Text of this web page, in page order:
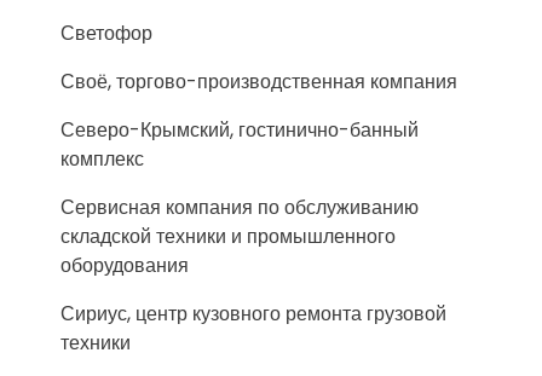
Светофор
Своё, торгово-производственная компания
Северо-Крымский, гостинично-банный
комплекс
Сервисная компания по обслуживанию
складской техники и промышленного
оборудования
Сириус, центр кузовного ремонта грузовой
техники